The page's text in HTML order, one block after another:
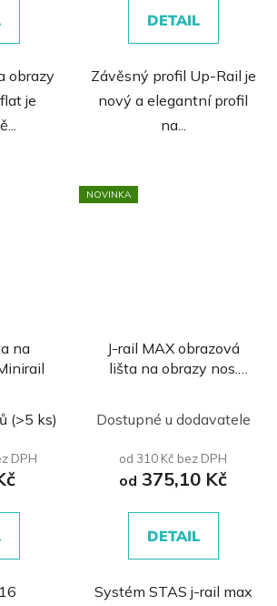
obrazy
je
z
DETAIL
Závěsný profil Up-Rail je
nový a elegantní profil
na...
na
(>5 ks)
DPH
NOVINKA
J-rail MAX obrazová
lišta na obrazy nos.
Dostupné u dodavatele
od 310 Kč bez DPH
od 375,10 Kč
DETAIL
Systém STAS j-rail max